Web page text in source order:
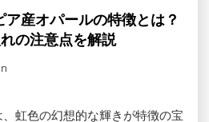
ア産オパールの特徴とは？
の注意点を解説
虹色の幻想的な輝きが特徴の宝